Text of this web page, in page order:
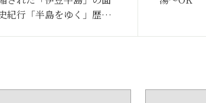
紀行「半島をゆく」歴史